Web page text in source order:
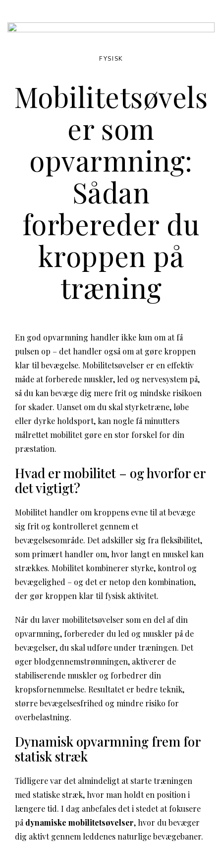
Mobilitetsøvels
er som
opvarmning:
Sådan
forbereder du
kroppen på
træning
FYSISK
En god opvarmning handler ikke kun om at få
pulsen op – det handler også om at gøre kroppen
klar til bevægelse. Mobilitetsøvelser er en effektiv
måde at forberede muskler, led og nervesystem på,
så du kan bevæge dig mere frit og mindske risikoen
for skader. Uanset om du skal styrketræne, løbe
eller dyrke holdsport, kan nogle få minutters
målrettet mobilitet gøre en stor forskel for din
præstation.
Hvad er mobilitet – og hvorfor er
det vigtigt?
Mobilitet handler om kroppens evne til at bevæge
sig frit og kontrolleret gennem et
bevægelsesområde. Det adskiller sig fra fleksibilitet,
som primært handler om, hvor langt en muskel kan
strækkes. Mobilitet kombinerer styrke, kontrol og
bevægelighed – og det er netop den kombination,
der gør kroppen klar til fysisk aktivitet.
Når du laver mobilitetsøvelser som en del af din
opvarmning, forbereder du led og muskler på de
bevægelser, du skal udføre under træningen. Det
øger blodgennemstrømningen, aktiverer de
stabiliserende muskler og forbedrer din
kropsfornemmelse. Resultatet er bedre teknik,
større bevægelsesfrihed og mindre risiko for
overbelastning.
Dynamisk opvarmning frem for
statisk stræk
Tidligere var det almindeligt at starte træningen
med statiske stræk, hvor man holdt en position i
længere tid. I dag anbefales det i stedet at fokusere
på dynamiske mobilitetsøvelser, hvor du bevæger
dig aktivt gennem leddenes naturlige bevægebaner.